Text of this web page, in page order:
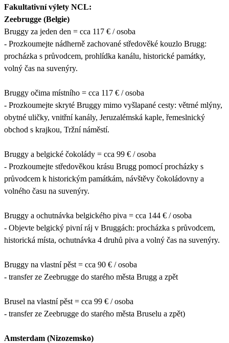
Fakultativní výlety NCL:
Zeebrugge (Belgie)
Bruggy za jeden den = cca 117 € / osoba
- Prozkoumejte nádherně zachované středověké kouzlo Brugg:
procházka s průvodcem, prohlídka kanálu, historické památky,
volný čas na suvenýry.
Bruggy očima místního = cca 117 € / osoba
- Prozkoumejte skryté Bruggy mimo vyšlapané cesty: větrné mlýny,
obytné uličky, vnitřní kanály, Jeruzalémská kaple, řemeslnický
obchod s krajkou, Tržní náměstí.
Bruggy a belgické čokolády = cca 99 € / osoba
- Prozkoumejte středověkou krásu Brugg pomocí procházky s
průvodcem k historickým památkám, návštěvy čokoládovny a
volného času na suvenýry.
Bruggy a ochutnávka belgického piva = cca 144 € / osoba
- Objevte belgický pivní ráj v Bruggách: procházka s průvodcem,
historická místa, ochutnávka 4 druhů piva a volný čas na suvenýry.
Bruggy na vlastní pěst = cca 90 € / osoba
- transfer ze Zeebrugge do starého města Brugg a zpět
Brusel na vlastní pěst = cca 99 € / osoba
- transfer ze Zeebrugge do starého města Bruselu a zpět)
Amsterdam (Nizozemsko)